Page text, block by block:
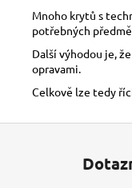
Mnoho krytů s
potřebných
Další výhodou je,
opravami.
Celkově lze tedy